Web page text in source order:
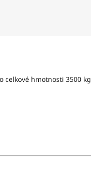
celkové hmotnosti 3500 kg